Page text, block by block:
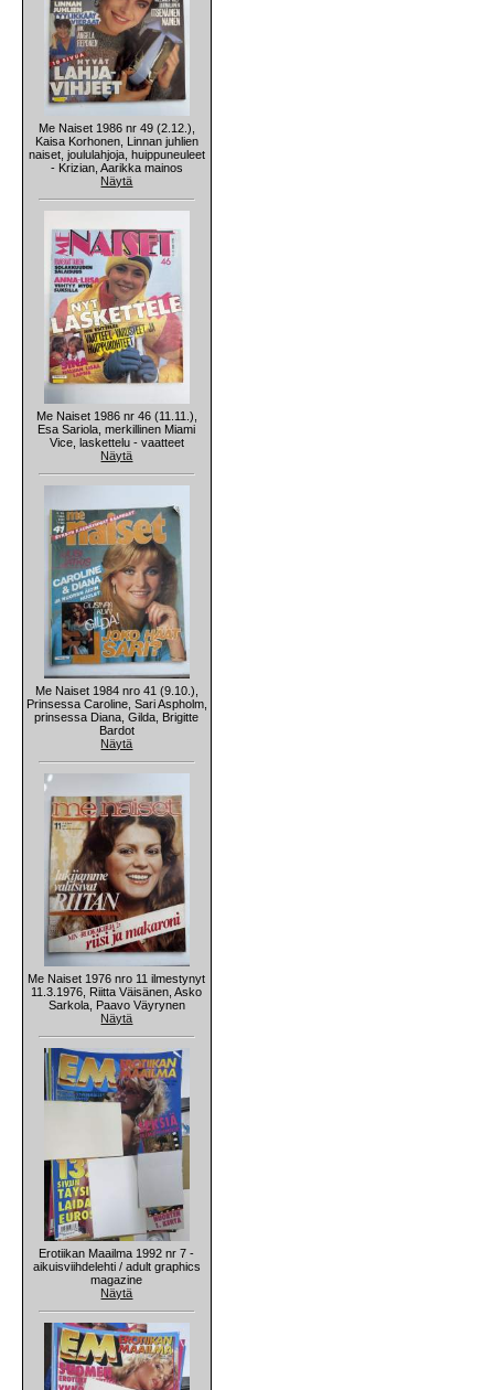
Me Naiset 1986 nr 49 (2.12.),
Kaisa Korhonen, Linnan juhlien
naiset, joululahjoja, huippuneuleet
- Krizian, Aarikka mainos
Näytä
Me Naiset 1986 nr 46 (11.11.),
Esa Sariola, merkillinen Miami
Vice, laskettelu - vaatteet
Näytä
Me Naiset 1984 nro 41 (9.10.),
Prinsessa Caroline, Sari Aspholm,
prinsessa Diana, Gilda, Brigitte
Bardot
Näytä
Me Naiset 1976 nro 11 ilmestynyt
11.3.1976, Riitta Väisänen, Asko
Sarkola, Paavo Väyrynen
Näytä
Erotiikan Maailma 1992 nr 7 -
aikuisviihdelehti / adult graphics
magazine
Näytä